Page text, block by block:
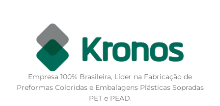
Empresa 100% Brasileira, Líder na Fabricação de
Preformas Coloridas e Embalagens Plásticas Sopradas
PET e PEAD.